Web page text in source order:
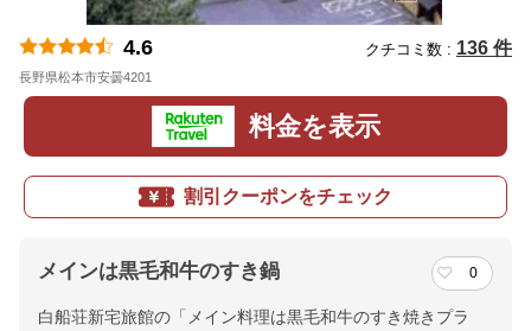
4.6 クチコミ数 : 136 件
長野県松本市安曇4201
料金を表示
割引クーポンをチェック
メインは黒毛和牛のすき鍋 0
白船荘新宅旅館の「メイン料理は黒毛和牛のすき焼きプラ